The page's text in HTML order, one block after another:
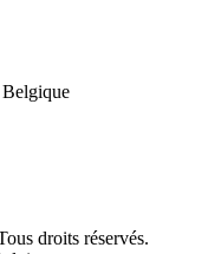
droits réservés.